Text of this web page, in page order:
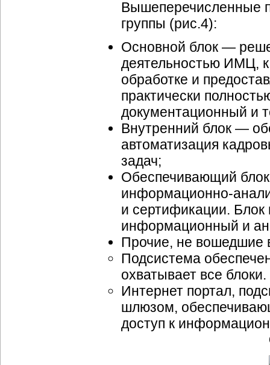
Вышеперечисленные
группы (рис.4):
Основной блок —
деятельностью ИМЦ,
обработке и
практически
документационный и
Внутренний блок —
автоматизация
задач;
Обеспечивающий
информационно-
и сертификации. Блок
информационный и
Прочие, не вошедшие
Подсистема
охватывает все блоки.
Интернет портал,
шлюзом,
доступ к